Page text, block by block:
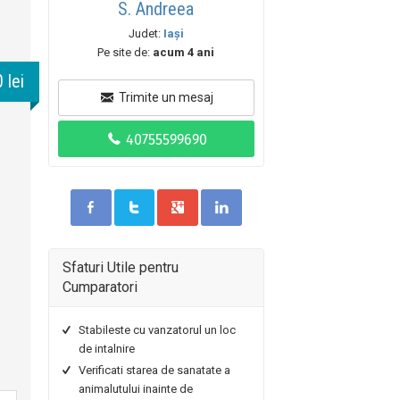
lei
S. Andreea
Judet: Iaşi
Pe site de: acum 4 ani
Trimite un mesaj
Sfaturi Utile pentru
Cumparatori
Stabileste cu vanzatorul un loc
de intalnire
Verificati starea de sanatate a
animalutului inainte de